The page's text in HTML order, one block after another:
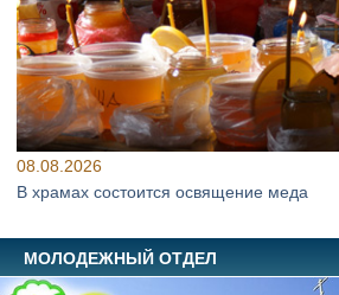
08.08.2026
В храмах состоится освящение меда
МОЛОДЕЖНЫЙ ОТДЕЛ